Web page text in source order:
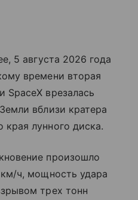
5 августа 2026 года
времени вторая
SpaceX врезалась
вблизи кратера
лунного диска.
произошло
ч, мощность удара
трех тонн